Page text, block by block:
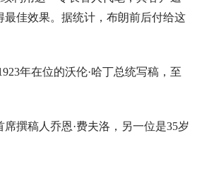
佳效果。据统计，布朗前后付给这
年在位的沃伦·哈丁总统写稿，至
撰稿人乔恩·费夫洛，另一位是35岁